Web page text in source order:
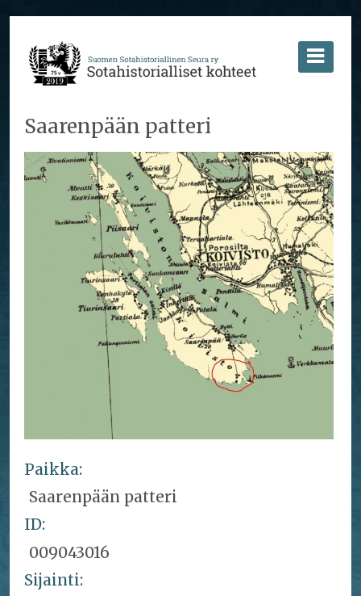
Saarenpään patteri
Paikka:
Saarenpään patteri
ID:
009043016
Sijainti: